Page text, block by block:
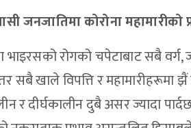
जनजातिमा कोरोना महामारीको
भाइरसको रोगको चपेटाबाट सबै
सबै खाले विपत्ति र महामारीहरूमा
र दीर्घकालीन दुबै असर ज्यादा